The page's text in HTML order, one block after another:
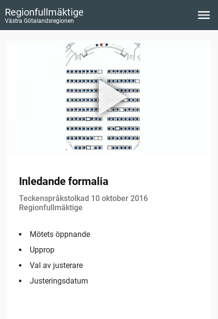
Regionfullmäktige
Västra Götalandsregionen
Inledande formalia
Teckenspråkstolkad 10 oktober 2016
Regionfullmäktige
Mötets öppnande
Upprop
Val av justerare
Justeringsdatum